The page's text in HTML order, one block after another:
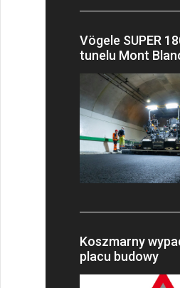
Vögele SUPER
tunelu Mont
Koszmarny
placu budowy